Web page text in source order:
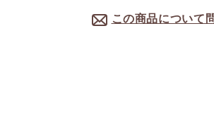
この商品について